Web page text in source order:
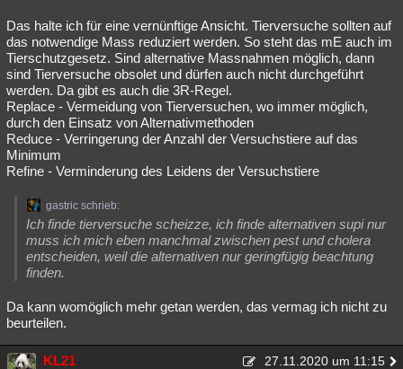
Das halte ich für eine vernünftige Ansicht. Tierversuche sollten auf
das notwendige Mass reduziert werden. So steht das mE auch im
Tierschutzgesetz. Sind alternative Massnahmen möglich, dann
sind Tierversuche obsolet und dürfen auch nicht durchgeführt
werden. Da gibt es auch die 3R-Regel.
Replace - Vermeidung von Tierversuchen, wo immer möglich,
durch den Einsatz von Alternativmethoden
Reduce - Verringerung der Anzahl der Versuchstiere auf das
Minimum
Refine - Verminderung des Leidens der Versuchstiere
gastric schrieb:
Ich finde tierversuche scheizze, ich finde alternativen supi nur
muss ich mich eben manchmal zwischen pest und cholera
entscheiden, weil die alternativen nur geringfügig beachtung
finden.
Da kann womöglich mehr getan werden, das vermag ich nicht zu
beurteilen.
KL21 27.11.2020 um 11:15